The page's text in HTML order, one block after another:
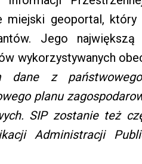
miejski geoportal, który
Jego
wykorzystywanych
z państwowego
planu
SIP zostanie też
Administracji